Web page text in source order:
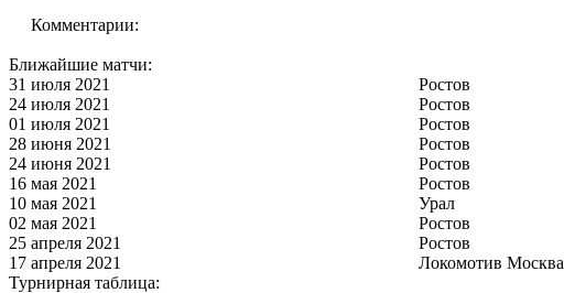
Комментарии:
Ближайшие матчи:
31 июля 2021
Ростов
24 июля 2021
Ростов
01 июля 2021
Ростов
28 июня 2021
Ростов
24 июня 2021
Ростов
16 мая 2021
Ростов
10 мая 2021
Урал
02 мая 2021
Ростов
25 апреля 2021
Ростов
17 апреля 2021
Локомотив Москва
Турнирная таблица: